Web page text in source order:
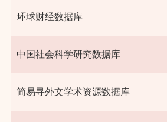
环球财经数据库
中国社会科学研究数据库
简易寻外文学术资源数据库